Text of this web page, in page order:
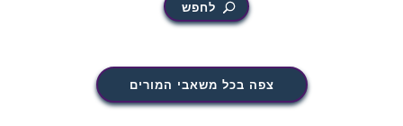
לחפש
צפה בכל משאבי המורים